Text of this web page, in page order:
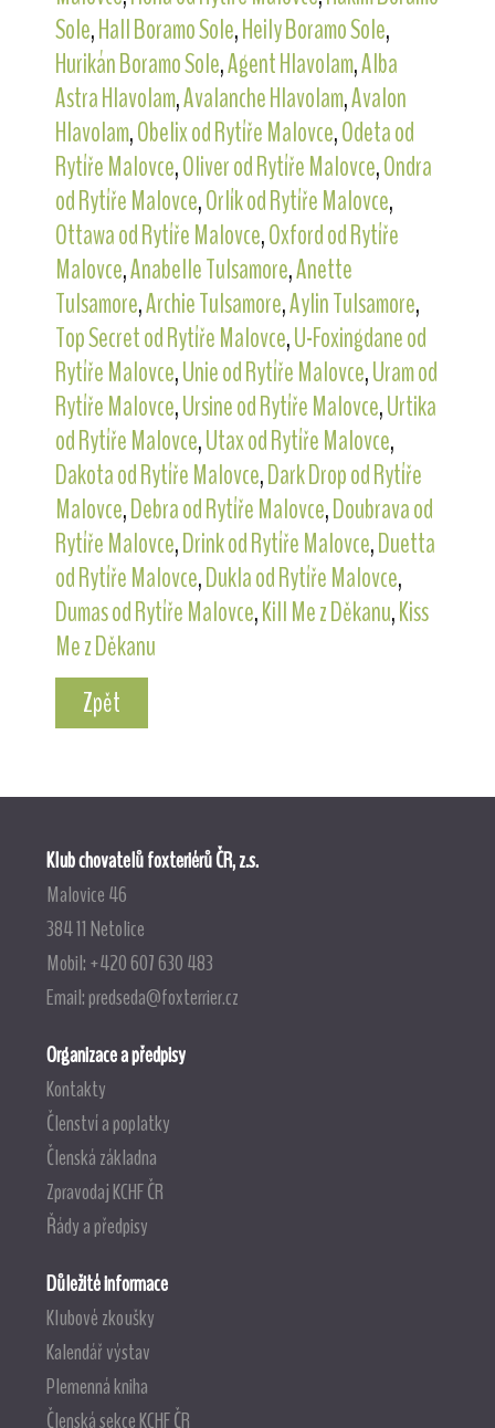
Sole,Hall Boramo Sole,Heily Boramo Sole,
Hurikán Boramo Sole,Agent Hlavolam,Alba
Astra Hlavolam,Avalanche Hlavolam,Avalon
Hlavolam,Obelix od Rytíře Malovce,Odeta od
Rytíře Malovce,Oliver od Rytíře Malovce,Ondra
od Rytíře Malovce,Orlík od Rytíře Malovce,
Ottawa od Rytíře Malovce,Oxford od Rytíře
Malovce,Anabelle Tulsamore,Anette
Tulsamore,Archie Tulsamore,Aylin Tulsamore,
Top Secret od Rytíře Malovce,U-Foxingdane od
Rytíře Malovce,Unie od Rytíře Malovce,Uram od
Rytíře Malovce,Ursine od Rytíře Malovce,Urtika
od Rytíře Malovce,Utax od Rytíře Malovce,
Dakota od Rytíře Malovce,Dark Drop od Rytíře
Malovce,Debra od Rytíře Malovce,Doubrava od
Rytíře Malovce,Drink od Rytíře Malovce,Duetta
od Rytíře Malovce,Dukla od Rytíře Malovce,
Dumas od Rytíře Malovce,Kill Me z Děkanu,Kiss
Me z Děkanu
Zpět
Klub chovatelů foxteriérů ČR, z.s.
Malovice 46
384 11 Netolice
Mobil: +420 607 630 483
Email:predseda@foxterrier.cz
Organizace a předpisy
Kontakty
Členství a poplatky
Členská základna
Zpravodaj KCHF ČR
Řády a předpisy
Důležité informace
Klubové zkoušky
Kalendář výstav
Plemenná kniha
Členská sekce KCHF ČR